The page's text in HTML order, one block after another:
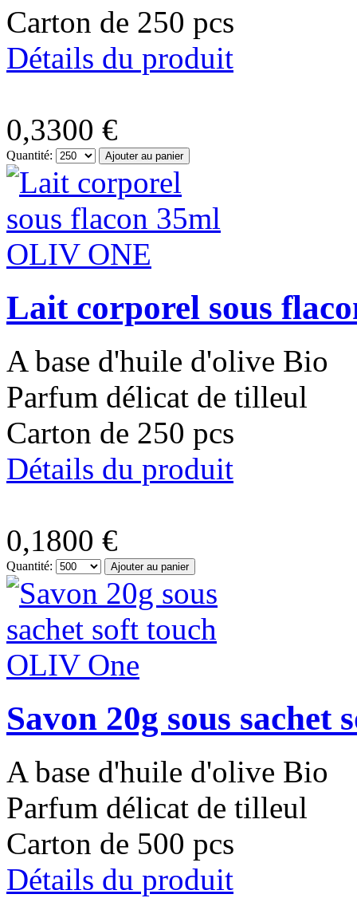
Carton de 250 pcs
Détails du produit
0,3300 €
Quantité:
Lait corporel sous
A base d'huile d'olive Bio
Parfum délicat de tilleul
Carton de 250 pcs
Détails du produit
0,1800 €
Quantité:
Savon 20g sous
A base d'huile d'olive Bio
Parfum délicat de tilleul
Carton de 500 pcs
Détails du produit